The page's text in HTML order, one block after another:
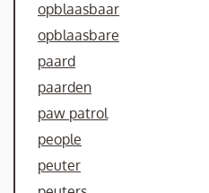
opblaasbaar
opblaasbare
paard
paarden
paw patrol
people
peuter